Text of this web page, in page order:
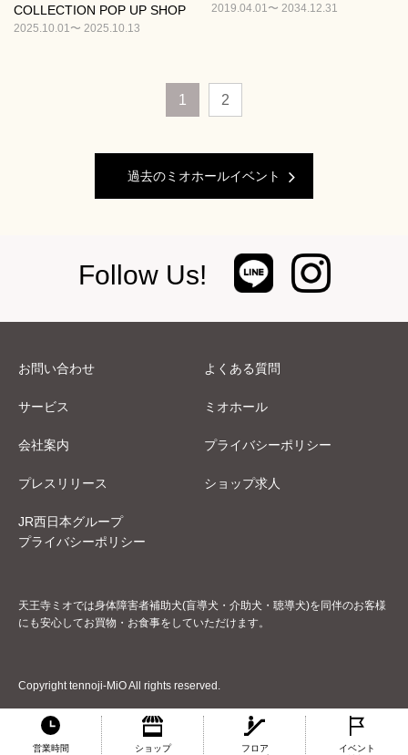
COLLECTION POP UP SHOP
2025.10.01〜 2025.10.13
2019.04.01〜 2034.12.31
1 2
過去のミオホールイベント
Follow Us!
営業時間
ショップ
フロア
イベント
お問い合わせ よくある質問
サービス ミオホール
会社案内 プライバシーポリシー
プレスリリース ショップ求人
JR西日本グループ
プライバシーポリシー
天王寺ミオでは身体障害者補助犬(盲導犬・介助犬・聴導犬)を同伴のお客様
にも安心してお買物・お食事をしていただけます。
Copyright tennoji-MiO All rights reserved.